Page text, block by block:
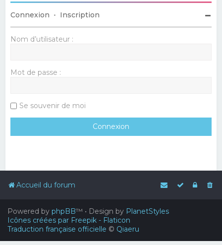
Connexion • Inscription
Nom d’utilisateur :
Mot de passe :
Se souvenir de moi
Accueil du forum
Powered by phpBB™ • Design by PlanetStyles
Icônes créées par Freepik - Flaticon
Traduction française officielle © Qiaeru